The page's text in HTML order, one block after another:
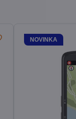
NOVINKA